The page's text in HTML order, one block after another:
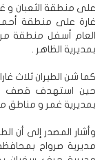
على منطقة الثعبان و
غارة على منطقة
العام أسفل منطقة
بمديرية الظاهر .
كما شن الطيران ثلاث
حين استهدف قصف
بمديرية غمر و مناطق
وأشار المصدر إلى أن